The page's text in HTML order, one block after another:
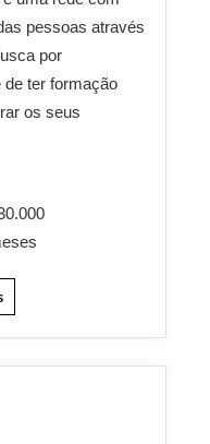
pessoas através
por
ter formação
os seus